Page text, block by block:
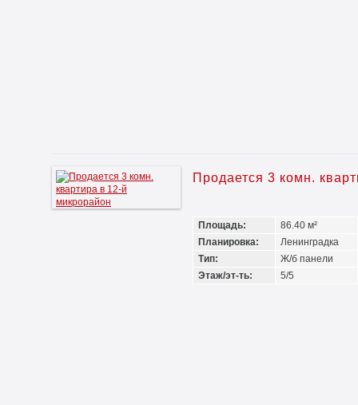
Продается 3 комн.
Площадь:
86.40 м²
Планировка:
Ленинградка
Тип:
Ж/б панели
Этаж/эт-ть:
5/5